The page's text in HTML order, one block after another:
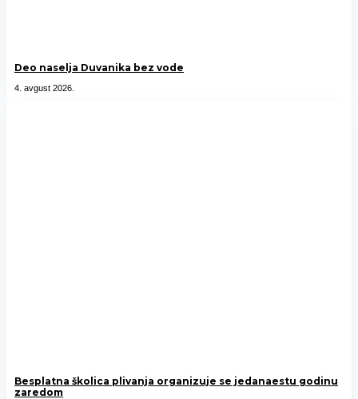
Deo naselja Duvanika bez vode
4. avgust 2026.
Besplatna školica plivanja organizuje se jedanaestu godinu
zaredom